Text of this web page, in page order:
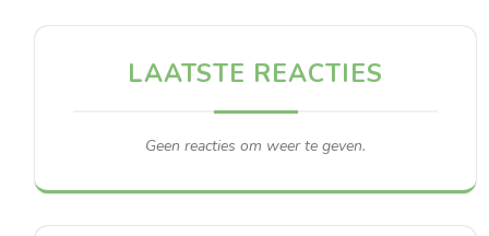
LAATSTE REACTIES
Geen reacties om weer te geven.